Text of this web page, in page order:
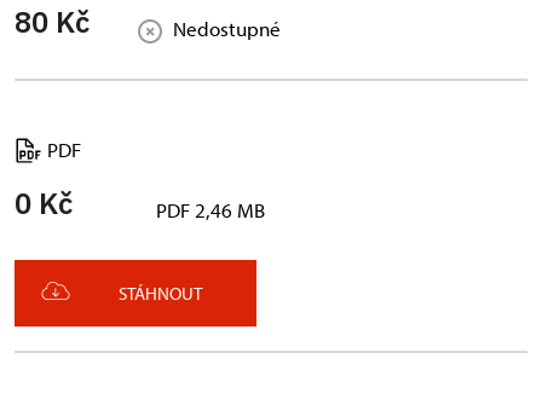
80 Kč Nedostupné
PDF
0 Kč PDF 2,46 MB
STÁHNOUT